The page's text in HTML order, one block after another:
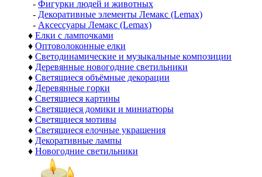
- Фигурки людей и животных
- Декоративные элементы Лемакс (Lemax)
- Аксессуары Лемакс (Lemax)
♦ Елки с лампочками
♦ Оптоволоконные елки
♦ Светодинамические и музыкальные композиции
♦ Деревянные новогодние светильники
♦ Светящиеся объёмные декорации
♦ Деревянные горки
♦ Светящиеся картины
♦ Светящиеся домики и миниатюры
♦ Светящиеся мотивы
♦ Светящиеся елочные украшения
♦ Декоративные лампы
♦ Новогодние светильники